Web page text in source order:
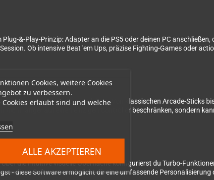
Cookies, weitere Cookies
zu verbessern.
erlaubt sind und welche
ALLE AKZEPTIEREN
&-Play-Prinzip: Adapter an die PS5 oder deinen PC anschließen,
Ob intensive Beat 'em Ups, präzise Fighting-Games oder
in Sachen Kompatibilität. Von klassischen Arcade-Sticks
länger auf einen einzigen Controller beschränken, sondern
die intuitive visuelle Oberfläche konfigurierst du Turbo-
- diese Software ermöglicht dir eine umfassende Personalisierung